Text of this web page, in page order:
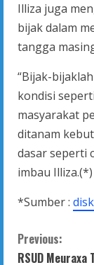
Illiza juga
bijak dalam
tangga
“Bijak-
kondisi
masyarakat
ditanam
dasar seperti
imbau Illiza.(*)
*Sumber :
C
Previous:
RSUD